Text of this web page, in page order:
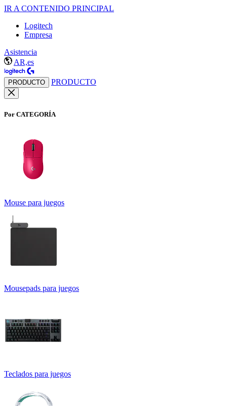
IR A CONTENIDO PRINCIPAL
Logitech
Empresa
Asistencia
AR,es
PRODUCTO PRODUCTO
Por CATEGORÍA
Mouse para juegos
Mousepads para juegos
Teclados para juegos